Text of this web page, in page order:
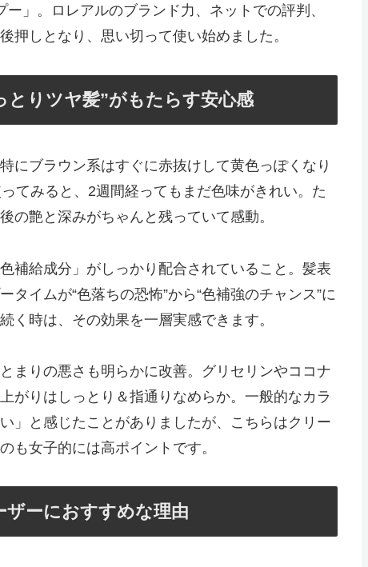
」。ロレアルのブランド力、ネットでの評判、
押しとなり、思い切って使い始めました。
とりツヤ髪”がもたらす安心感
にブラウン系はすぐに赤抜けして黄色っぽくなり
てみると、2週間経ってもまだ色味がきれい。た
の艶と深みがちゃんと残っていて感動。
補給成分」がしっかり配合されていること。髪表
イムが“色落ちの恐怖”から“色補強のチャンス”に
く時は、その効果を一層実感できます。
まりの悪さも明らかに改善。グリセリンやココナ
がりはしっとり＆指通りなめらか。一般的なカラ
」と感じたことがありましたが、こちらはクリー
も女子的には高ポイントです。
ザーにおすすめな理由